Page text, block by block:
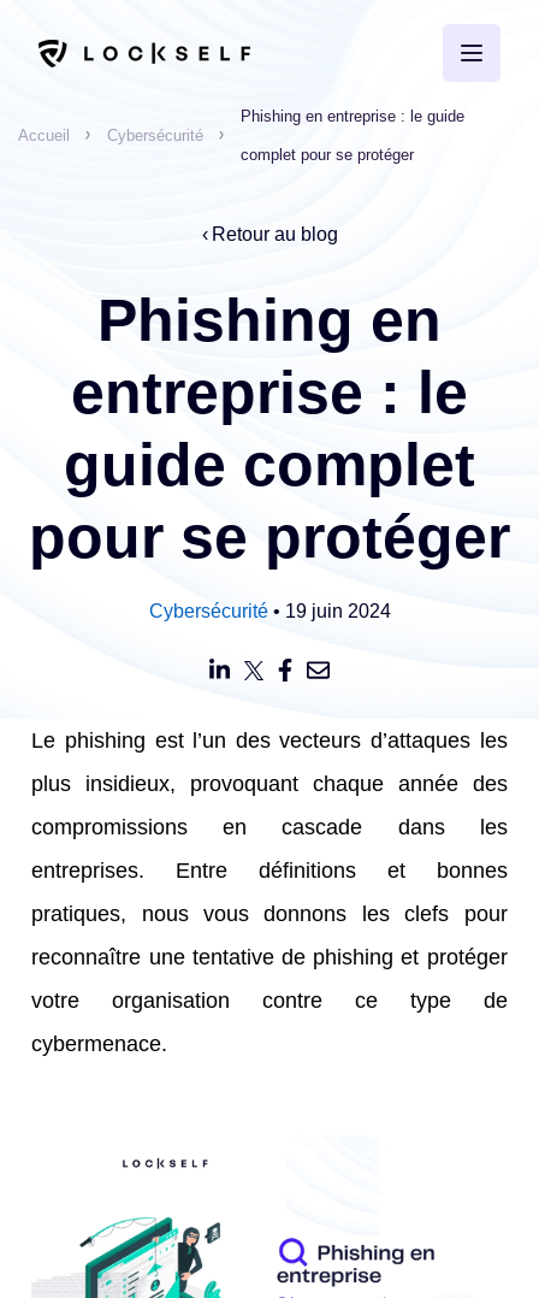
Accueil Cybersécurité
Phishing en entreprise : le guide
complet pour se protéger
Retour au blog
Phishing en
entreprise : le
guide complet
pour se protéger
Cybersécurité• 19 juin 2024
Le phishing est l’un des vecteurs d’attaques les
plus insidieux, provoquant chaque année des
compromissions en cascade dans les
entreprises. Entre définitions et bonnes
pratiques, nous vous donnons les clefs pour
reconnaître une tentative de phishing et protéger
votre organisation contre ce type de
cybermenace.